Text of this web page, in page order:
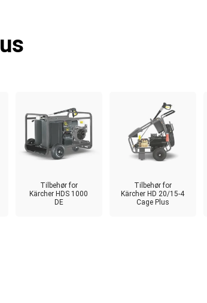
Tilbehør for
Kärcher HDS 1000
DE
Tilbehør for
Kärcher HD 20/15-4
Cage Plus